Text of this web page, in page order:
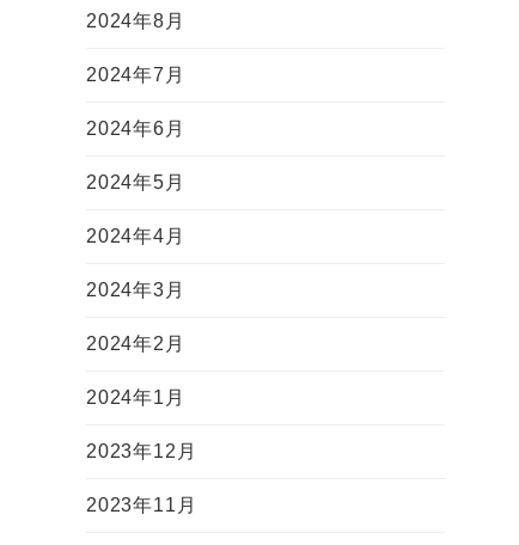
2024年8月
2024年7月
2024年6月
2024年5月
2024年4月
2024年3月
2024年2月
2024年1月
2023年12月
2023年11月